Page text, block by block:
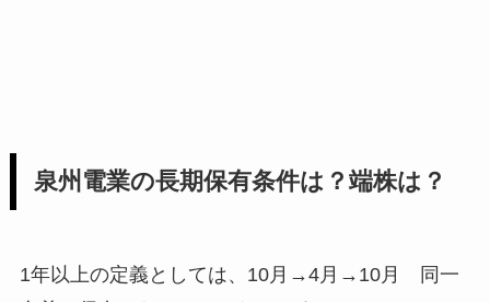
泉州電業の長期保有条件は？端株は？
1年以上の定義としては、10月→4月→10月 同一